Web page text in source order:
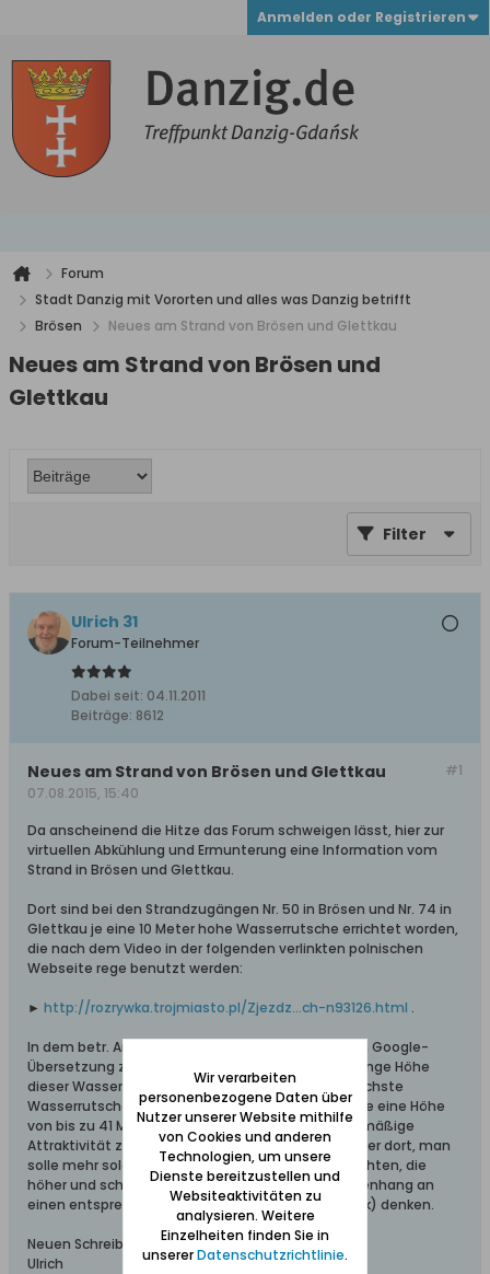
Anmelden oder Registrieren
Forum
Stadt Danzig mit Vororten und alles was Danzig betrifft
Brösen
Neues am Strand von Brösen und Glettkau
Neues am Strand von Brösen und
Glettkau
Filter
Ulrich 31
Forum-Teilnehmer
Dabei seit: 04.11.2011
Beiträge: 8612
#1
Neues am Strand von Brösen und Glettkau
07.08.2015, 15:40
Da anscheinend die Hitze das Forum schweigen lässt, hier zur
virtuellen Abkühlung und Ermunterung eine Information vom
Strand in Brösen und Glettkau.
Dort sind bei den Strandzugängen Nr. 50 in Brösen und Nr. 74 in
Glettkau je eine 10 Meter hohe Wasserrutsche errichtet worden,
die nach dem Video in der folgenden verlinkten polnischen
Webseite rege benutzt werden:
► http://rozrywka.trojmiasto.pl/Zjezdz...ch-n93126.html .
In dem betr. Artikel wird, soweit das der deutschen Google-
Übersetzung zu entnehmen ist, allerdings die geringe Höhe
dieser Wasserrutschen bedauert (die weltweit höchste
Wasserrutsche in Porto das Dunas in Brasilien habe eine Höhe
von bis zu 41 Metern) und ihnen deshalb nur eine mäßige
Attraktivität zugesprochen. Deshalb heißt es weiter dort, man
solle mehr solcher Rutschen in der Dreistadt einrichten, die
höher und schneller sind, und in diesem Zusammenhang an
einen entsprechenden Open-Air-Park (Wasserpark) denken.
Neuen Schreib-Elan wünscht
Ulrich
Wir verarbeiten
personenbezogene Daten über
Nutzer unserer Website mithilfe
von Cookies und anderen
Technologien, um unsere
Dienste bereitzustellen und
Websiteaktivitäten zu
analysieren. Weitere
Einzelheiten finden Sie in
unsererDatenschutzrichtlinie.